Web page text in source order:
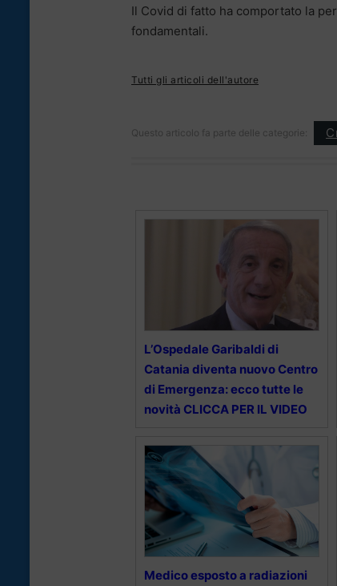
Il Covid di fatto ha comportato la
fondamentali.
Tutti gli articoli dell'autore
Questo articolo fa parte delle categorie:
L’Ospedale Garibaldi di
Catania diventa nuovo Centro
di Emergenza: ecco tutte le
novità CLICCA PER IL VIDEO
Medico esposto a radiazioni